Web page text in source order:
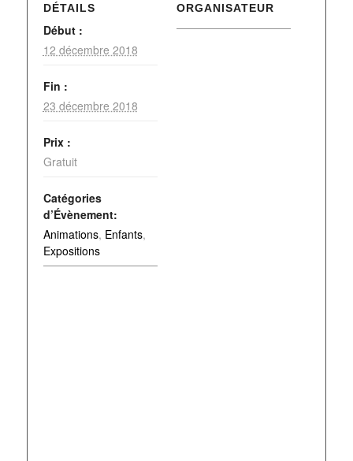
DÉTAILS
Début :
12 décembre 2018
Fin :
23 décembre 2018
Prix :
Gratuit
Catégories
d’Évènement:
Animations, Enfants,
Expositions
ORGANISATEUR